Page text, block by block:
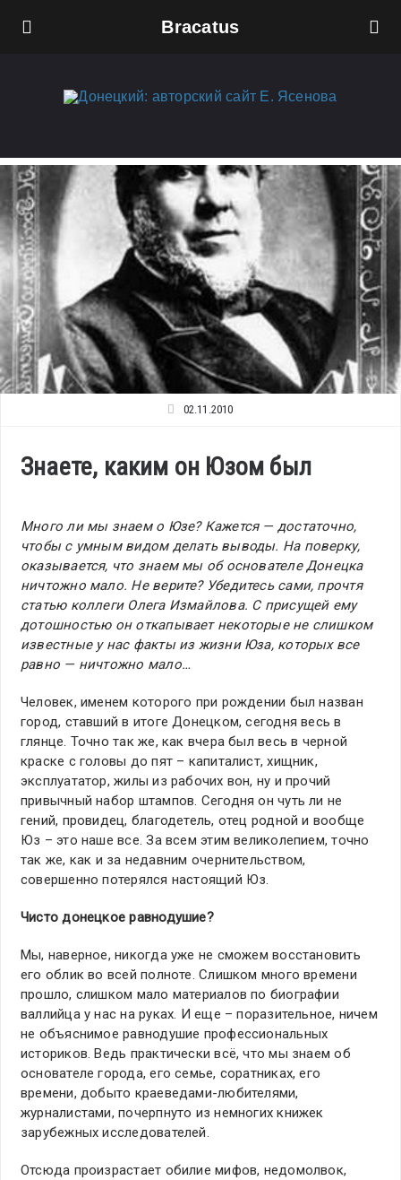
Bracatus
02.11.2010
Знаете, каким он Юзом был
Много ли мы знаем о Юзе? Кажется — достаточно,
чтобы с умным видом делать выводы. На поверку,
оказывается, что знаем мы об основателе Донецка
ничтожно мало. Не верите? Убедитесь сами, прочтя
статью коллеги Олега Измайлова. С присущей ему
дотошностью он откапывает некоторые не слишком
известные у нас факты из жизни Юза, которых все
равно — ничтожно мало…
Человек, именем которого при рождении был назван
город, ставший в итоге Донецком, сегодня весь в
глянце. Точно так же, как вчера был весь в черной
краске с головы до пят – капиталист, хищник,
эксплуататор, жилы из рабочих вон, ну и прочий
привычный набор штампов. Сегодня он чуть ли не
гений, провидец, благодетель, отец родной и вообще
Юз – это наше все. За всем этим великолепием, точно
так же, как и за недавним очернительством,
совершенно потерялся настоящий Юз.
Чисто донецкое равнодушие?
Мы, наверное, никогда уже не сможем восстановить
его облик во всей полноте. Слишком много времени
прошло, слишком мало материалов по биографии
валлийца у нас на руках. И еще – поразительное, ничем
не объяснимое равнодушие профессиональных
историков. Ведь практически всё, что мы знаем об
основателе города, его семье, соратниках, его
времени, добыто краеведами-любителями,
журналистами, почерпнуто из немногих книжек
зарубежных исследователей.
Отсюда произрастает обилие мифов, недомолвок,